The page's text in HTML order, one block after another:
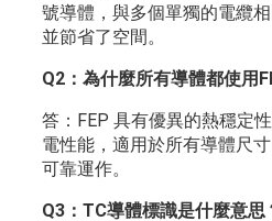
號導體，與多個單獨的電纜
並節省了空間。
Q2：為什麼所有導體都使用
答：FEP 具有優異的熱穩定
電性能，適用於所有導體尺
可靠運作。
Q3：TC導體標識是什麼意思